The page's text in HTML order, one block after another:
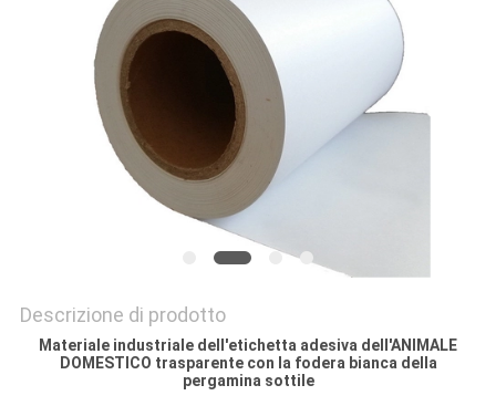
Descrizione di prodotto
Materiale industriale dell'etichetta adesiva dell'ANIMALE
DOMESTICO trasparente con la fodera bianca della
pergamina sottile